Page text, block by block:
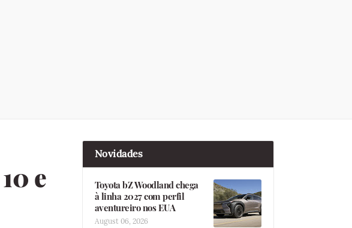
e
Novidades
Toyota bZ Woodland chega
à linha 2027 com perfil
aventureiro nos EUA
August 06, 2026